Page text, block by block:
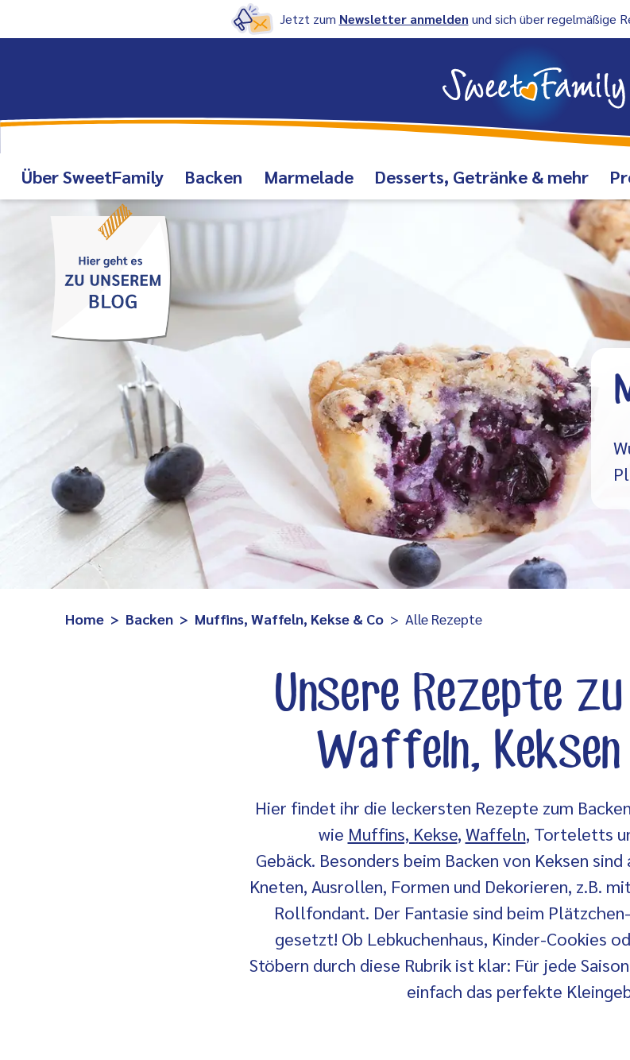
Jetzt zum Newsletter anmelden und sich über regelmäßige
Über SweetFamily Backen Marmelade Desserts, Getränke & mehr
Home Backen Muffins, Waffeln, Kekse & Co Alle Rezepte
Unsere Rezepte
Waffeln, Keksen
Hier findet ihr die leckersten Rezepte zum
wie Muffins, Kekse, Waffeln, Torteletts
Gebäck. Besonders beim Backen von Keksen
Kneten, Ausrollen, Formen und Dekorieren, z.B.
Rollfondant. Der Fantasie sind beim
gesetzt! Ob Lebkuchenhaus, Kinder-Cookies
Stöbern durch diese Rubrik ist klar: Für jede
einfach das perfekte